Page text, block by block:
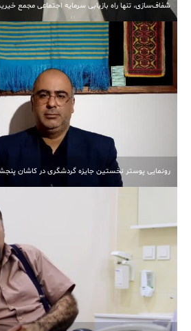
شفاف‌سازی، تنها راه بازیابی سرمایه اجتماعی مجمع
رونمایی پوستر نخستین جایزه گردشگری در کاشان پنجشنبه 24 آبان برگزار